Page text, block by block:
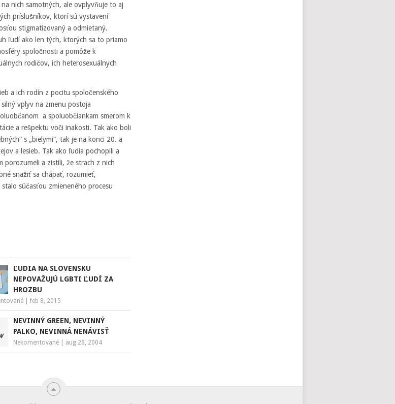
nich samotných, ale ovplyvňuje to aj
príslušníkov, ktorí sú vystavení
stigmatizovaný a odmietaný.
ľudí ako len tých, ktorých sa to priamo
spoločnosti a pomôže k
rodičov, ich heterosexuálnych
a ich rodín z pocitu spoločenského
vplyv na zmenu postoja
a spoluobčiankam smerom k
a rešpektu voči inakosti. Tak ako boli
s „bielymi“, tak je na konci 20. a
a lesieb. Tak ako ľudia pochopili a
porozumeli a zistili, že strach z nich
snažiť sa chápať, rozumieť,
súčasťou zmieneného procesu
ĽUDIA NA SLOVENSKU
NEPOVAŽUJÚ LGBTI ĽUDÍ ZA
HROZBU
|feb 8, 2015
NEVINNÝ GREEN, NEVINNÝ
PALKO, NEVINNÁ NENÁVISŤ
Nekomentované aug 26, 2004